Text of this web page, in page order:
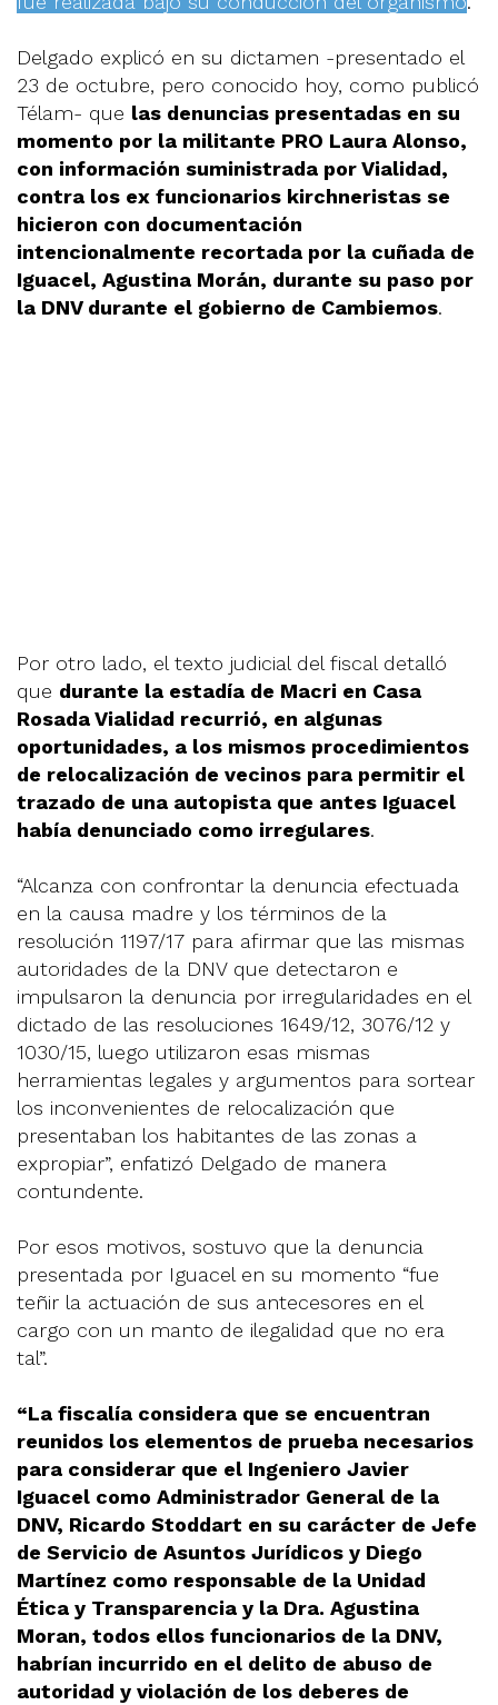
Delgado explicó en su dictamen -presentado el
23 de octubre, pero conocido hoy, como publicó
Télam- que las denuncias presentadas en su
momento por la militante PRO Laura Alonso,
con información suministrada por Vialidad,
contra los ex funcionarios kirchneristas se
hicieron con documentación
intencionalmente recortada por la cuñada de
Iguacel, Agustina Morán, durante su paso por
la DNV durante el gobierno de Cambiemos.
Por otro lado, el texto judicial del fiscal detalló
que durante la estadía de Macri en Casa
Rosada Vialidad recurrió, en algunas
oportunidades, a los mismos procedimientos
de relocalización de vecinos para permitir el
trazado de una autopista que antes Iguacel
había denunciado como irregulares.
“Alcanza con confrontar la denuncia efectuada
en la causa madre y los términos de la
resolución 1197/17 para afirmar que las mismas
autoridades de la DNV que detectaron e
impulsaron la denuncia por irregularidades en el
dictado de las resoluciones 1649/12, 3076/12 y
1030/15, luego utilizaron esas mismas
herramientas legales y argumentos para sortear
los inconvenientes de relocalización que
presentaban los habitantes de las zonas a
expropiar”, enfatizó Delgado de manera
contundente.
Por esos motivos, sostuvo que la denuncia
presentada por Iguacel en su momento “fue
teñir la actuación de sus antecesores en el
cargo con un manto de ilegalidad que no era
tal”.
“La fiscalía considera que se encuentran
reunidos los elementos de prueba necesarios
para considerar que el Ingeniero Javier
Iguacel como Administrador General de la
DNV, Ricardo Stoddart en su carácter de Jefe
de Servicio de Asuntos Jurídicos y Diego
Martínez como responsable de la Unidad
Ética y Transparencia y la Dra. Agustina
Moran, todos ellos funcionarios de la DNV,
habrían incurrido en el delito de abuso de
autoridad y violación de los deberes de